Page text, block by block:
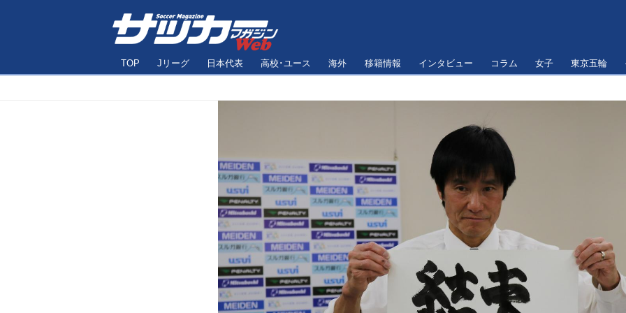
TOP Jリーグ 日本代表 高校･ユース 海外 移籍情報 インタビュー コラム 女子 東京五輪